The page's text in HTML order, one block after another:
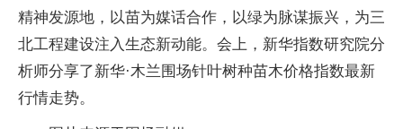
精神发源地，以苗为媒话合作，以绿为脉谋振兴，为三
北工程建设注入生态新动能。会上，新华指数研究院分
析师分享了新华·木兰围场针叶树种苗木价格指数最新
行情走势。